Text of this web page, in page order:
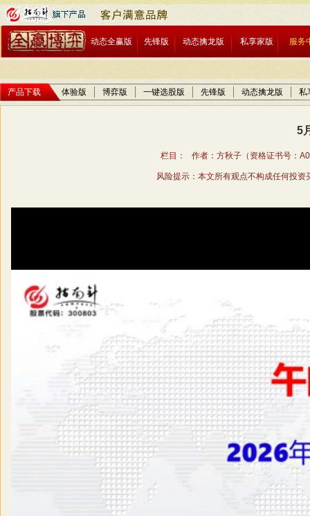
动态全赢版 先锋版 动态擒龙版 私享家版 服务
产品下载 体验版 博弈版 一键选股版 先锋版 动态擒龙版 私
5
栏目： 作者：方秋子（资格证书号：
风险提示：本文所有观点不构成任何投